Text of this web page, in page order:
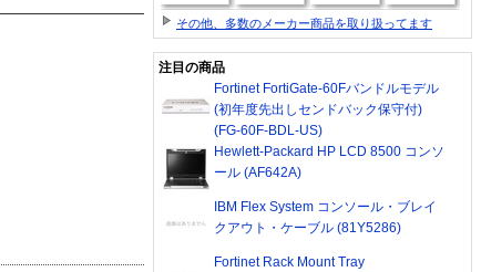
その他、多数のメーカー商品を取り扱ってます
注目の商品
Fortinet FortiGate-60Fバンドルモデル
(初年度先出しセンドバック保守付)
(FG-60F-BDL-US)
Hewlett-Packard HP LCD 8500 コンソ
ール (AF642A)
IBM Flex System コンソール・ブレイ
クアウト・ケーブル (81Y5286)
Fortinet Rack Mount Tray